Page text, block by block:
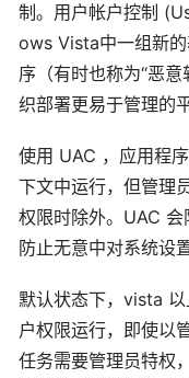
制。用户帐户控制
ows Vista中一组新
序（有时也称为“恶
织部署更易于管理的平
使用 UAC ，应用程
下文中运行，但管理
权限时除外。UAC 会
防止无意中对系统设
默认状态下，vista
户权限运行，即使以
任务需要管理员特权